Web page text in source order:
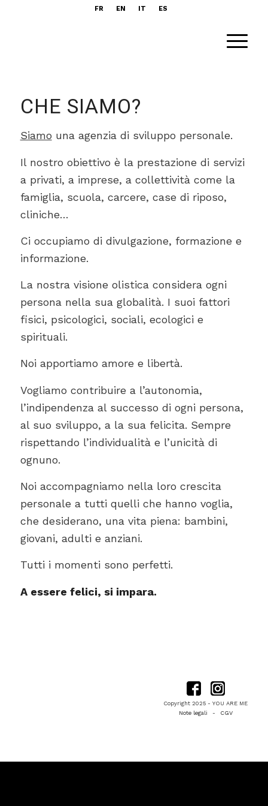
FR EN IT ES
CHE SIAMO?
Siamo una agenzia di sviluppo personale.
Il nostro obiettivo è la prestazione di servizi
a privati, a imprese, a collettività come la
famiglia, scuola, carcere, case di riposo,
cliniche…
Ci occupiamo di divulgazione, formazione e
informazione.
La nostra visione olistica considera ogni
persona nella sua globalità. I suoi fattori
fisici, psicologici, sociali, ecologici e
spirituali.
Noi apportiamo amore e libertà.
Vogliamo contribuire a l’autonomia,
l’indipendenza al successo di ogni persona,
al suo sviluppo, a la sua felicita. Sempre
rispettando l’individualità e l’unicità di
ognuno.
Noi accompagniamo nella loro crescita
personale a tutti quelli che hanno voglia,
che desiderano, una vita piena: bambini,
giovani, adulti e anziani.
Tutti i momenti sono perfetti.
A essere felici, si impara.
Copyright 2025 - YOU ARE ME
Note legali
- CGV